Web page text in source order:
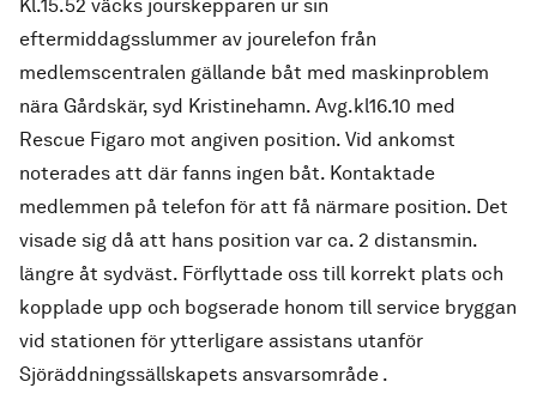
Kl.15.52 väcks jourskepparen ur sin
eftermiddagsslummer av jourelefon från
medlemscentralen gällande båt med maskinproblem
nära Gårdskär, syd Kristinehamn. Avg.kl16.10 med
Rescue Figaro mot angiven position. Vid ankomst
noterades att där fanns ingen båt. Kontaktade
medlemmen på telefon för att få närmare position. Det
visade sig då att hans position var ca. 2 distansmin.
längre åt sydväst. Förflyttade oss till korrekt plats och
kopplade upp och bogserade honom till service bryggan
vid stationen för ytterligare assistans utanför
Sjöräddningssällskapets ansvarsområde .